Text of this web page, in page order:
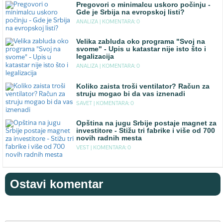
Pregovori o minimalcu uskoro počinju -
Gde je Srbija na evropskoj listi?
ANALIZA | KOMENTARA: 0
Velika zabluda oko programa "Svoj na
svome" - Upis u katastar nije isto što i
legalizacija
ANALIZA | KOMENTARA: 0
Koliko zaista troši ventilator? Račun za
struju mogao bi da vas iznenadi
SAVET | KOMENTARA: 0
Opština na jugu Srbije postaje magnet za
investitore - Stižu tri fabrike i više od 700
novih radnih mesta
VEST | KOMENTARA: 0
Ostavi komentar